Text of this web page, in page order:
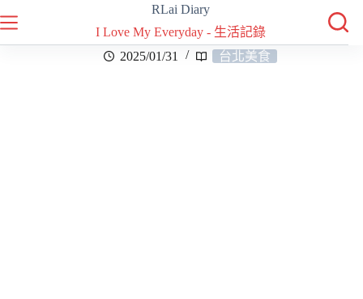
RLai Diary
I Love My Everyday - 生活記錄
2025/01/31
台北美食